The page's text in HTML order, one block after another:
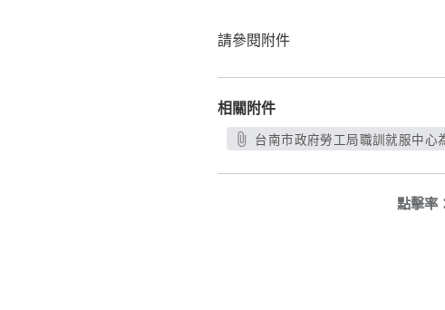
請參閱附件
相關附件
台南市政府勞工局職訓就服中
點擊率